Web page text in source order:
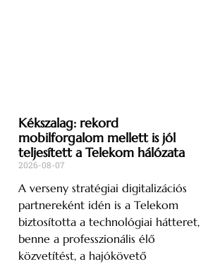
Kékszalag: rekord
mobilforgalom mellett is jól
teljesített a Telekom hálózata
2026-08-07
A verseny stratégiai digitalizációs
partnereként idén is a Telekom
biztosította a technológiai hátteret,
benne a professzionális élő
közvetítést, a hajókövető